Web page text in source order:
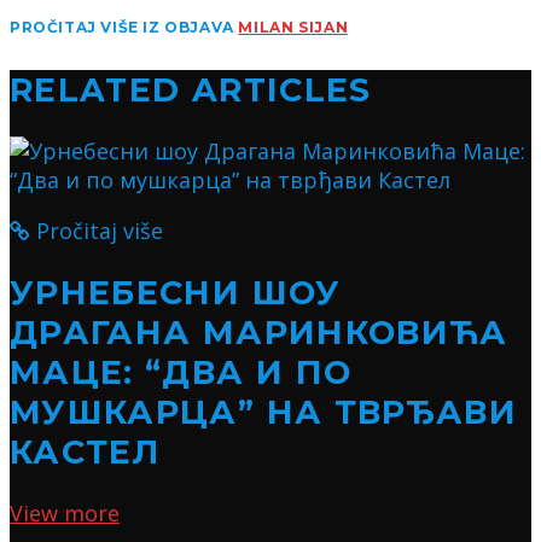
PROČITAJ VIŠE IZ OBJAVA MILAN SIJAN
RELATED ARTICLES
Pročitaj više
УРНЕБЕСНИ ШОУ
ДРАГАНА МАРИНКОВИЋА
МАЦЕ: “ДВА И ПО
МУШКАРЦА” НА ТВРЂАВИ
КАСТЕЛ
View more